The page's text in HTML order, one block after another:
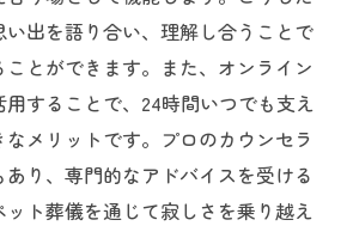
出を語り合い、理解し合うことで
とができます。また、オンライン
することで、24時間いつでも支え
メリットです。プロのカウンセラ
り、専門的なアドバイスを受ける
ット葬儀を通じて寂しさを乗り越え